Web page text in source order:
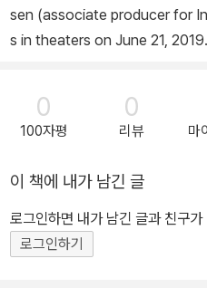
sen (associate producer for
s in theaters on June 21, 2019.
0
100자평
0
리뷰 마
이 책에 내가 남긴 글
로그인하면 내가 남긴 글과 친구
로그인하기